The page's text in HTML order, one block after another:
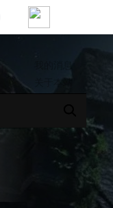
关于本站